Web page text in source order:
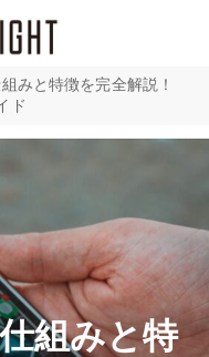
みと特徴を完全解説！
ド
組みと特